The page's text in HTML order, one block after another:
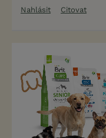
Nahlásit
Citovat